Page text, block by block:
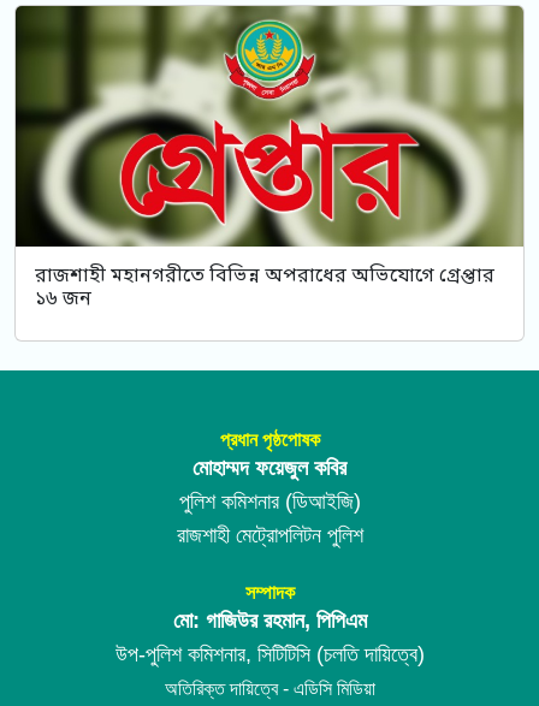
রাজশাহী মহানগরীতে বিভিন্ন অপরাধের অভিযোগে গ্রেপ্তার
১৬ জন
প্রধান পৃষ্ঠপোষক
মোহাম্মদ ফয়েজুল কবির
পুলিশ কমিশনার (ডিআইজি)
রাজশাহী মেট্রোপলিটন পুলিশ
সম্পাদক
মো: গাজিউর রহমান, পিপিএম
উপ-পুলিশ কমিশনার, সিটিটিসি (চলতি দায়িত্বে)
অতিরিক্ত দায়িত্বে - এডিসি মিডিয়া